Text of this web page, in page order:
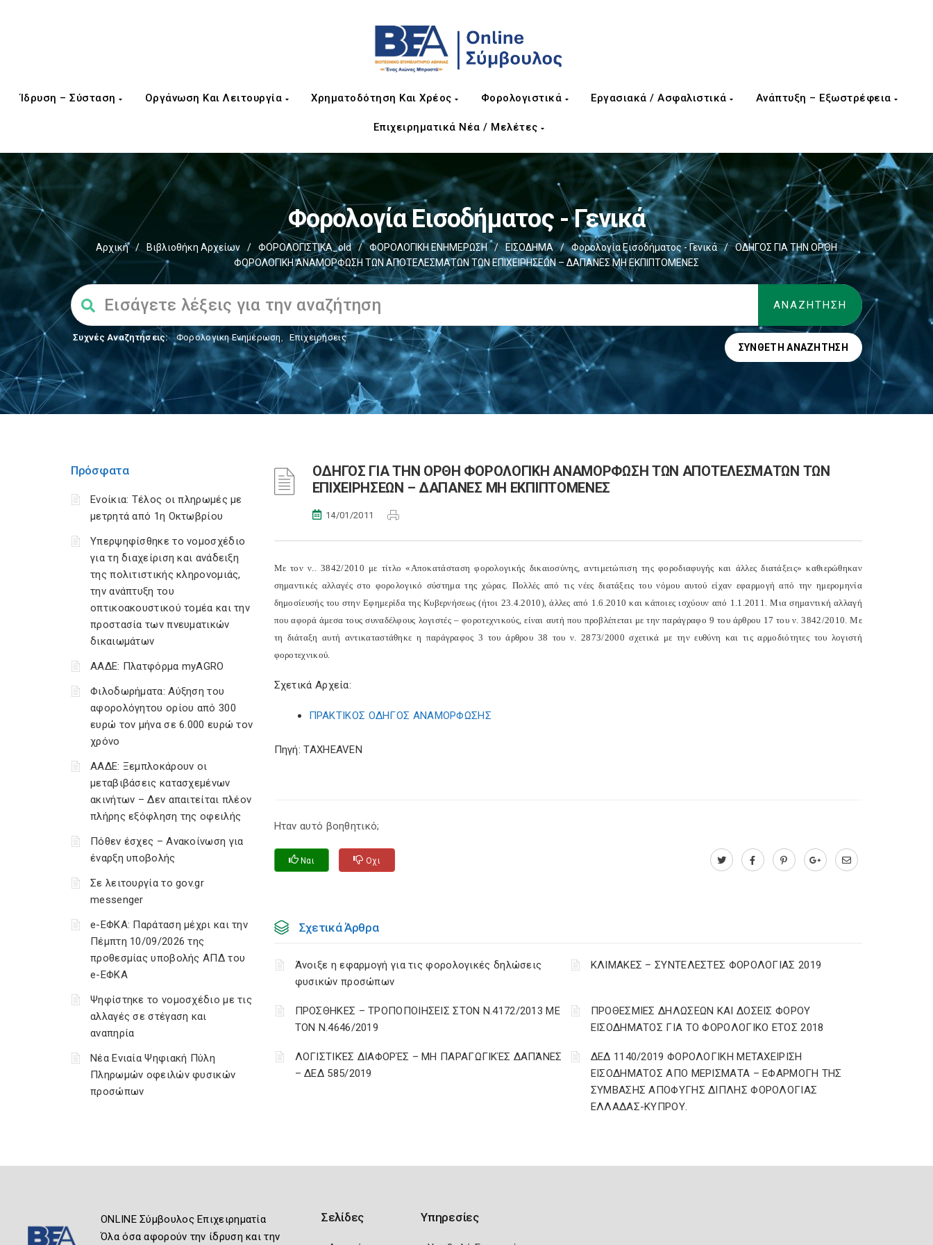
Ίδρυση – Σύσταση Οργάνωση Και Λειτουργία Χρηματοδότηση Και Χρέος Φορολογιστικά Εργασιακά / Ασφαλιστικά Ανάπτυξη – Εξωστρέφεια
Επιχειρηματικά Νέα / Μελέτες
Φορολογία Εισοδήματος - Γενικά
Αρχική / Βιβλιοθήκη Αρχείων / ΦΟΡΟΛΟΓΙΣΤΙΚΑ_old / ΦΟΡΟΛΟΓΙΚΗ ΕΝΗΜΕΡΩΣΗ / ΕΙΣΟΔΗΜΑ / Φορολογία Εισοδήματος - Γενικά /
ΟΔΗΓΟΣ ΓΙΑ ΤΗΝ ΟΡΘΗ
ΦΟΡΟΛΟΓΙΚΗ ΑΝΑΜΟΡΦΩΣΗ ΤΩΝ ΑΠΟΤΕΛΕΣΜΑΤΩΝ ΤΩΝ ΕΠΙΧΕΙΡΗΣΕΩΝ – ΔΑΠΑΝΕΣ ΜΗ ΕΚΠΙΠΤΟΜΕΝΕΣ
Συχνές Αναζητήσεις: Φορολογικη Ενημέρωση, Επιχειρήσεις
ΣΎΝΘΕΤΗ ΑΝΑΖΉΤΗΣΗ
Πρόσφατα
Ενοίκια: Τέλος οι πληρωμές με
μετρητά από 1η Οκτωβρίου
Υπερψηφίσθηκε το νομοσχέδιο
για τη διαχείριση και ανάδειξη
της πολιτιστικής κληρονομιάς,
την ανάπτυξη του
οπτικοακουστικού τομέα και την
προστασία των πνευματικών
δικαιωμάτων
ΑΑΔΕ: Πλατφόρμα myAGRO
Φιλοδωρήματα: Αύξηση του
αφορολόγητου ορίου από 300
ευρώ τον μήνα σε 6.000 ευρώ τον
χρόνο
ΑΑΔΕ: Ξεμπλοκάρουν οι
μεταβιβάσεις κατασχεμένων
ακινήτων – Δεν απαιτείται πλέον
πλήρης εξόφληση της οφειλής
Πόθεν έσχες – Ανακοίνωση για
έναρξη υποβολής
Σε λειτουργία το gov.gr
messenger
e-ΕΦΚΑ: Παράταση μέχρι και την
Πέμπτη 10/09/2026 της
προθεσμίας υποβολής ΑΠΔ του
e-ΕΦΚΑ
Ψηφίστηκε το νομοσχέδιο με τις
αλλαγές σε στέγαση και
αναπηρία
Νέα Ενιαία Ψηφιακή Πύλη
Πληρωμών οφειλών φυσικών
προσώπων
ΟΔΗΓΟΣ ΓΙΑ ΤΗΝ ΟΡΘΗ ΦΟΡΟΛΟΓΙΚΗ ΑΝΑΜΟΡΦΩΣΗ ΤΩΝ ΑΠΟΤΕΛΕΣΜΑΤΩΝ ΤΩΝ
ΕΠΙΧΕΙΡΗΣΕΩΝ – ΔΑΠΑΝΕΣ ΜΗ ΕΚΠΙΠΤΟΜΕΝΕΣ
14/01/2011
Με τον ν.. 3842/2010 με τίτλο «Αποκατάσταση φορολογικής δικαιοσύνης, αντιμετώπιση της φοροδιαφυγής και άλλες διατάξεις» καθιερώθηκαν
σημαντικές αλλαγές στο φορολογικό σύστημα της χώρας. Πολλές από τις νέες διατάξεις του νόμου αυτού είχαν εφαρμογή από την ημερομηνία
δημοσίευσής του στην Εφημερίδα της Κυβερνήσεως (ήτοι 23.4.2010), άλλες από 1.6.2010 και κάποιες ισχύουν από 1.1.2011. Μια σημαντική αλλαγή
που αφορά άμεσα τους συναδέλφους λογιστές – φοροτεχνικούς, είναι αυτή που προβλέπεται με την παράγραφο 9 του άρθρου 17 του ν. 3842/2010. Με
τη διάταξη αυτή αντικαταστάθηκε η παράγραφος 3 του άρθρου 38 του ν. 2873/2000 σχετικά με την ευθύνη και τις αρμοδιότητες του λογιστή
φοροτεχνικού.
Σχετικά Αρχεία:
ΠΡΑΚΤΙΚΟΣ ΟΔΗΓΟΣ ΑΝΑΜΟΡΦΩΣΗΣ
Πηγή: TAXHEAVEN
Ηταν αυτό βοηθητικό;
Ναι Οχι
Σχετικά Άρθρα
Άνοιξε η εφαρμογή για τις φορολογικές δηλώσεις
φυσικών προσώπων
ΚΛΙΜΑΚΕΣ – ΣΥΝΤΕΛΕΣΤΕΣ ΦΟΡΟΛΟΓΙΑΣ 2019
ΠΡΟΣΘΗΚΕΣ – ΤΡΟΠΟΠΟΙΗΣΕΙΣ ΣΤΟΝ Ν.4172/2013 ΜΕ
ΤΟΝ Ν.4646/2019
ΠΡΟΘΕΣΜΙΕΣ ΔΗΛΩΣΕΩΝ ΚΑΙ ΔΟΣΕΙΣ ΦΟΡΟΥ
ΕΙΣΟΔΗΜΑΤΟΣ ΓΙΑ ΤΟ ΦΟΡΟΛΟΓΙΚΟ ΕΤΟΣ 2018
ΛΟΓΙΣΤΙΚΈΣ ΔΙΑΦΟΡΈΣ – ΜΗ ΠΑΡΑΓΩΓΙΚΈΣ ΔΑΠΆΝΕΣ
– ΔΕΔ 585/2019
ΔΕΔ 1140/2019 ΦΟΡΟΛΟΓΙΚΗ ΜΕΤΑΧΕΙΡΙΣΗ
ΕΙΣΟΔΗΜΑΤΟΣ ΑΠΟ ΜΕΡΙΣΜΑΤΑ – ΕΦΑΡΜΟΓΗ ΤΗΣ
ΣΥΜΒΑΣΗΣ ΑΠΟΦΥΓΗΣ ΔΙΠΛΗΣ ΦΟΡΟΛΟΓΙΑΣ
ΕΛΛΑΔΑΣ-ΚΥΠΡΟΥ.
ONLINE Σύμβουλος Επιχειρηματία
Όλα όσα αφορούν την ίδρυση και την
Σελίδες Υπηρεσίες